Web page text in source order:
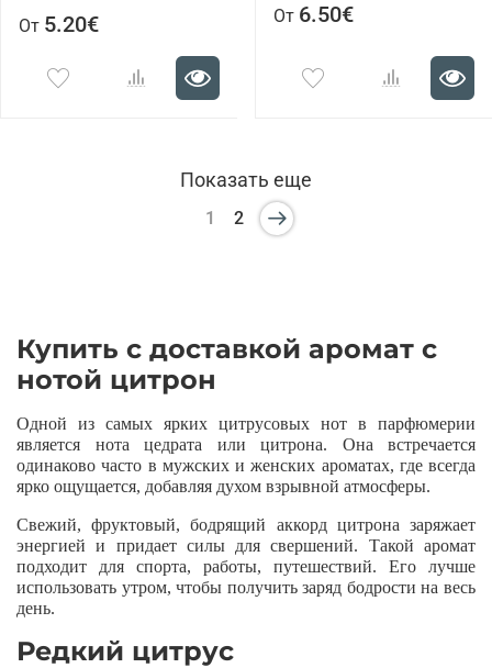
От 5.20€ От 6.50€
Показать еще
1 2
Купить с доставкой аромат с
нотой цитрон
Одной из самых ярких цитрусовых нот в парфюмерии
является нота цедрата или цитрона. Она встречается
одинаково часто в мужских и женских ароматах, где всегда
ярко ощущается, добавляя духом взрывной атмосферы.
Свежий, фруктовый, бодрящий аккорд цитрона заряжает
энергией и придает силы для свершений. Такой аромат
подходит для спорта, работы, путешествий. Его лучше
использовать утром, чтобы получить заряд бодрости на весь
день.
Редкий цитрус